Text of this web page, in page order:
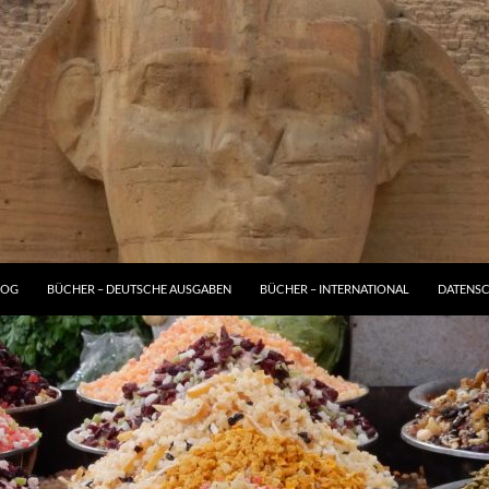
BÜCHER – DEUTSCHE AUSGABEN BÜCHER – INTERNATIONAL